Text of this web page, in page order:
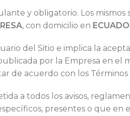
y obligatorio. Los
, con domicilio en
del Sitio e implica la
por la Empresa en
de acuerdo con los
a todos los avisos,
presentes o que